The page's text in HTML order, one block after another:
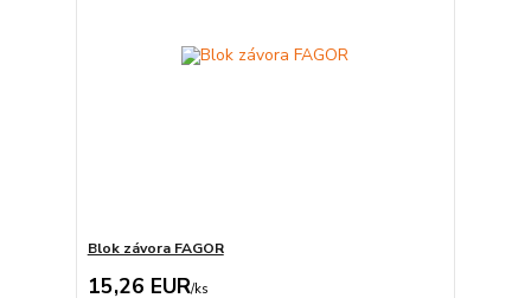
Blok závora FAGOR
15,26 EUR/ks